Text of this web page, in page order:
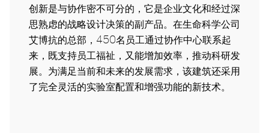
创新是与协作密不可分的，它是企业文化和经过深
思熟虑的战略设计决策的副产品。在生命科学公司
艾博抗的总部，450名员工通过协作中心联系起
来，既支持员工福祉，又能增加效率， 推动科研发
展。为满足当前和未来的发展需求，该建筑还采用
了完全灵活的实验室配置和增强功能的新技术。